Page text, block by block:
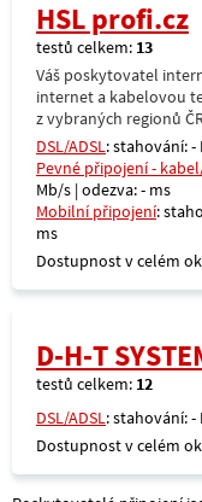
HSL profi.cz
testů celkem: 13
Váš poskytovatel
internet a kabelovou
z vybraných regionů
DSL/ADSL: stahování: -
Pevné připojení -
Mb/s | odezva: - ms
Mobilní připojení:
ms
Dostupnost v celém
D-H-T
testů celkem: 12
DSL/ADSL: stahování: -
Dostupnost v celém